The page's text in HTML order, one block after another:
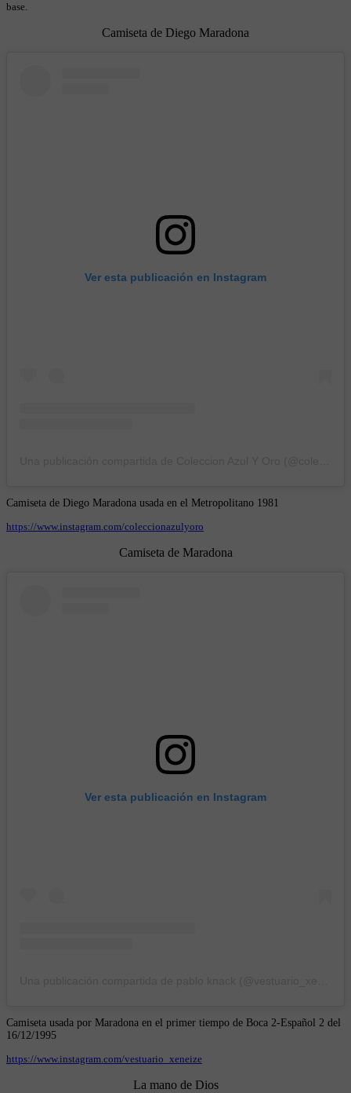
base.
Camiseta de Diego Maradona
Ver esta publicación en Instagram
Camiseta de Diego Maradona usada en el Metropolitano 1981
https://www.instagram.com/coleccionazulyoro
Camiseta de Maradona
Ver esta publicación en Instagram
Camiseta usada por Maradona en el primer tiempo de Boca 2-Español 2 del
16/12/1995
https://www.instagram.com/vestuario_xeneize
La mano de Dios